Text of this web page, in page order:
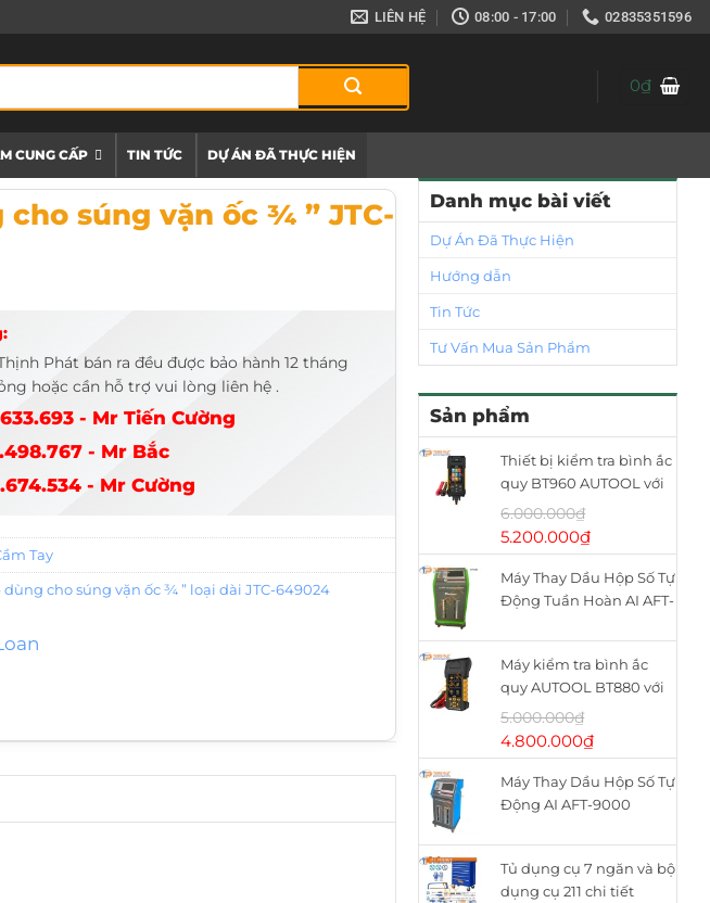
LIÊN HỆ 08:00 - 17:00 02835351596
0₫
CUNG CẤP TIN TỨC DỰ ÁN ĐÃ THỰC HIỆN
Danh mục bài viết
Dự Án Đã Thực Hiện
Hướng dẫn
Tin Tức
Tư Vấn Mua Sản Phẩm
Sản phẩm
Thiết bị kiểm tra bình ắc
quy BT960 AUTOOL với
máy in nhiệt
6.000.000₫
Giá
gốc
là:
6.000.000₫.
5.200.000₫Giá
hiện
tại
là:
Máy Thay Dầu Hộp Số Tự
Động Tuần Hoàn AI AFT-
Máy kiểm tra bình ắc
quy AUTOOL BT880 với
máy in nhiệt
5.000.000₫
Giá
gốc
là:
5.000.000₫.
4.800.000₫Giá
hiện
tại
là:
Máy Thay Dầu Hộp Số Tự
Động AI AFT-9000
Tủ dụng cụ 7 ngăn và bộ
dụng cụ 211 chi tiết
ốc ¾ ” JTC-649024
cho súng vặn ốc ¾ ” JTC-
Phát bán ra đều được bảo hành 12 tháng
hoặc cần hỗ trợ vui lòng liên hệ .
- Mr Tiến Cường
- Mr Bắc
- Mr Cường
Tay
dùng cho súng vặn ốc ¾ ” loại dài JTC-649024